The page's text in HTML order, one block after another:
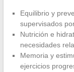
Equilibrio y
supervisados
Nutrición e
necesidades
Memoria y
ejercicios